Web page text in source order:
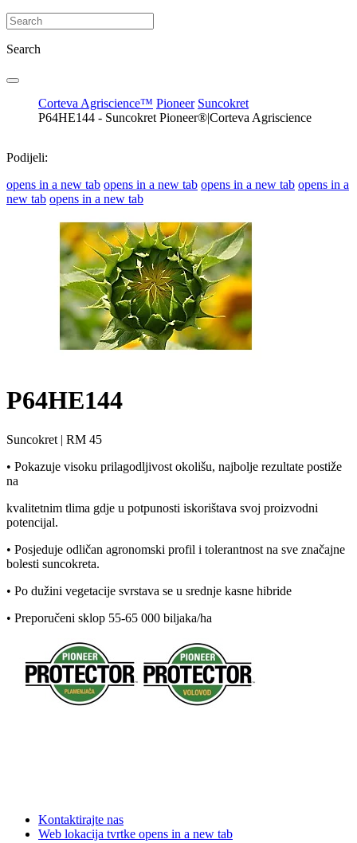
Search
Corteva Agriscience™ Pioneer Suncokret
P64HE144 - Suncokret Pioneer®|Corteva Agriscience
Podijeli:
opens in a new tab opens in a new tab opens in a new tab opens in a
new tab opens in a new tab
P64HE144
Suncokret | RM 45
• Pokazuje visoku prilagodljivost okolišu, najbolje rezultate postiže
na
kvalitetnim tlima gdje u potpunosti iskorištava svoj proizvodni
potencijal.
• Posjeduje odličan agronomski profil i tolerantnost na sve značajne
bolesti suncokreta.
• Po dužini vegetacije svrstava se u srednje kasne hibride
• Preporučeni sklop 55-65 000 biljaka/ha
Kontaktirajte nas
Web lokacija tvrtke opens in a new tab